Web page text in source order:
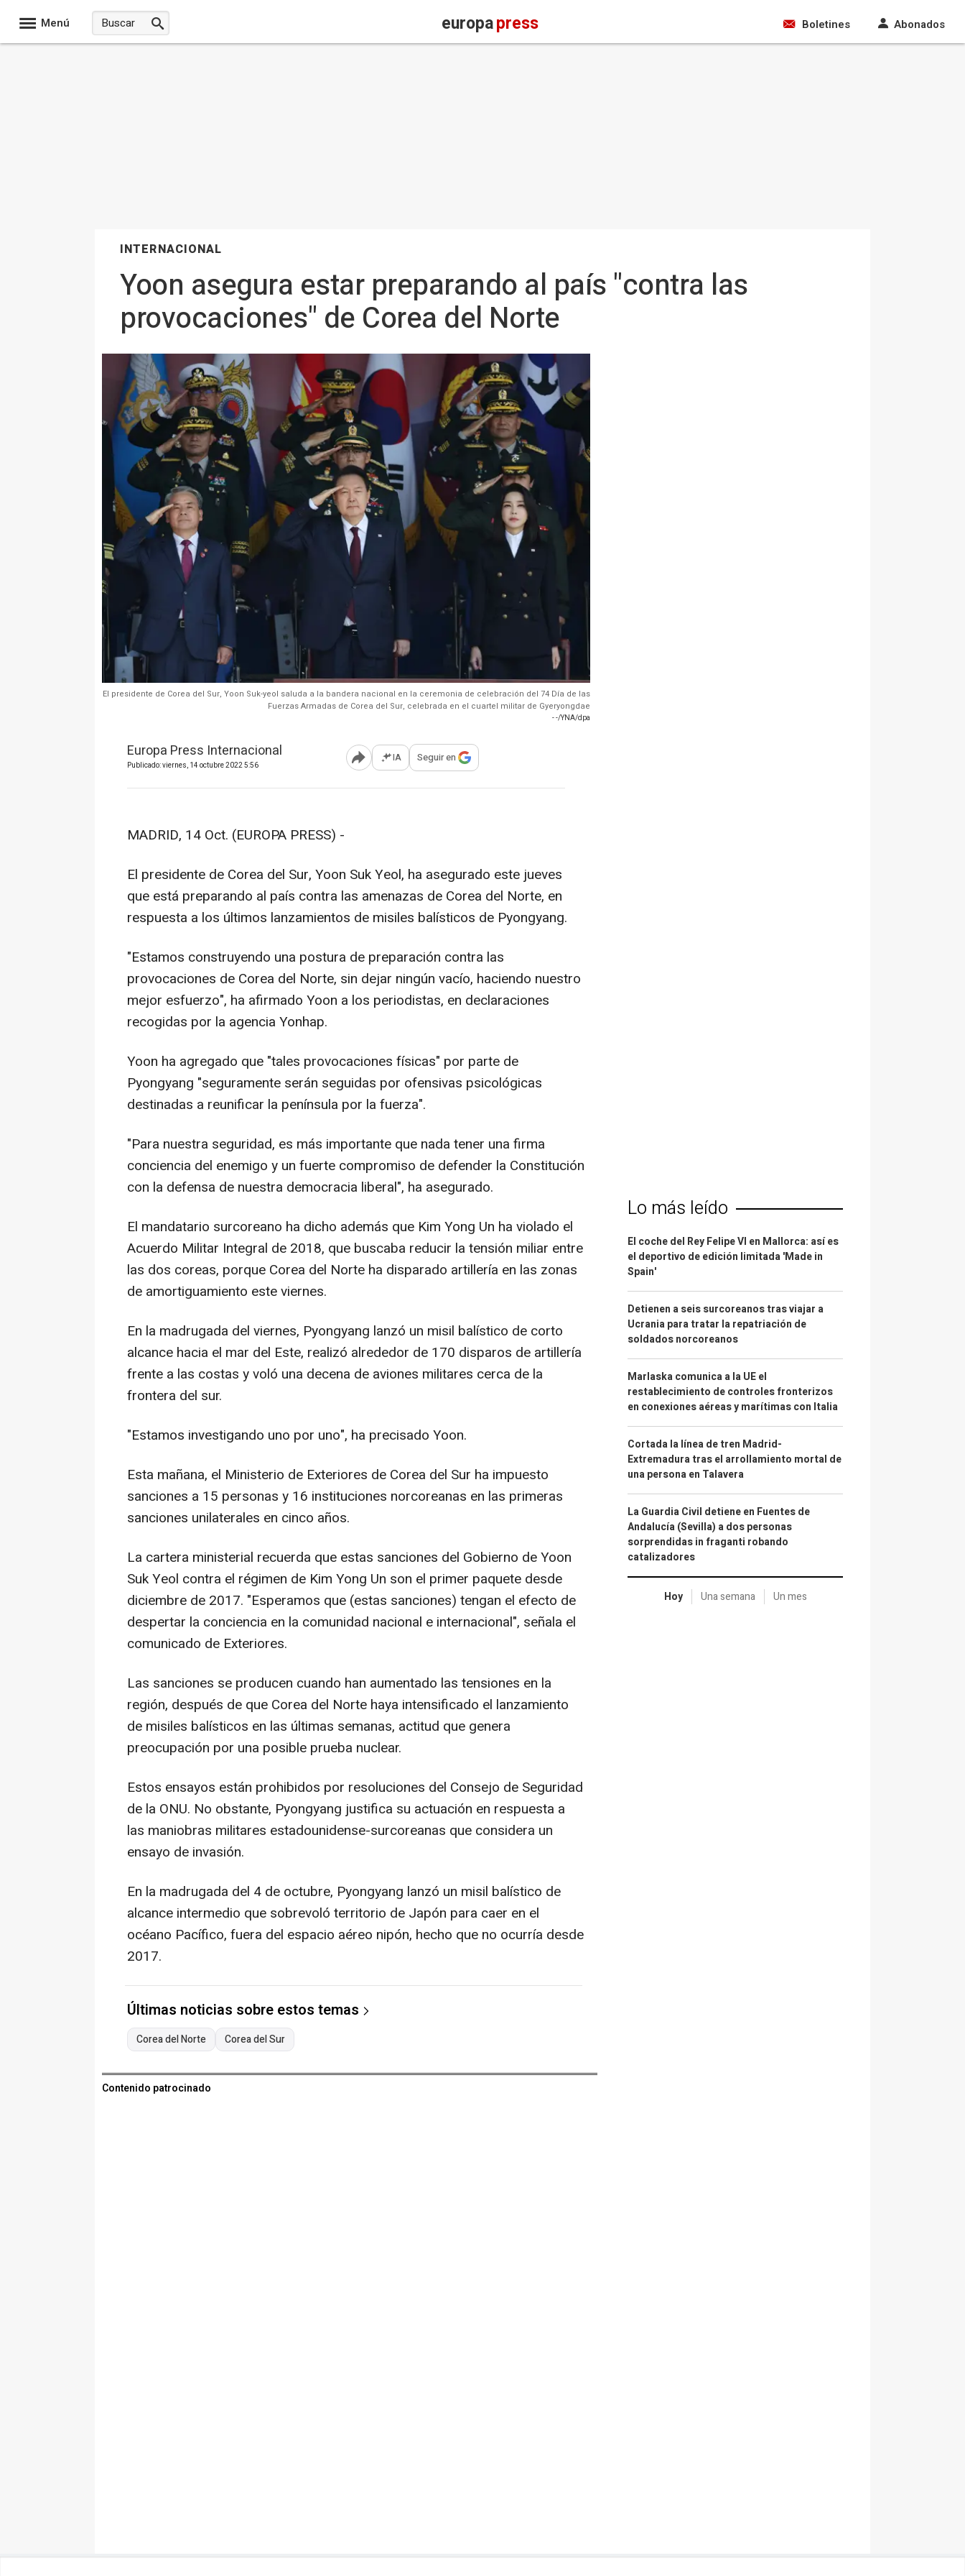
Menú europapress Boletines Abonados
INTERNACIONAL
Yoon asegura estar preparando al país "contra las
provocaciones" de Corea del Norte
El presidente de Corea del Sur, Yoon Suk-yeol saluda a la bandera nacional en la ceremonia de celebración del 74 Día de las
Fuerzas Armadas de Corea del Sur, celebrada en el cuartel militar de Gyeryongdae
- -/YNA/dpa
Europa Press Internacional
Publicado: viernes, 14 octubre 2022 5:56 Abrir opciones para compartir
IA Seguir en
MADRID, 14 Oct. (EUROPA PRESS) -
El presidente de Corea del Sur, Yoon Suk Yeol, ha asegurado este jueves
que está preparando al país contra las amenazas de Corea del Norte, en
respuesta a los últimos lanzamientos de misiles balísticos de Pyongyang.
"Estamos construyendo una postura de preparación contra las
provocaciones de Corea del Norte, sin dejar ningún vacío, haciendo nuestro
mejor esfuerzo", ha afirmado Yoon a los periodistas, en declaraciones
recogidas por la agencia Yonhap.
Yoon ha agregado que "tales provocaciones físicas" por parte de
Pyongyang "seguramente serán seguidas por ofensivas psicológicas
destinadas a reunificar la península por la fuerza".
"Para nuestra seguridad, es más importante que nada tener una firma
conciencia del enemigo y un fuerte compromiso de defender la Constitución
con la defensa de nuestra democracia liberal", ha asegurado.
El mandatario surcoreano ha dicho además que Kim Yong Un ha violado el
Acuerdo Militar Integral de 2018, que buscaba reducir la tensión miliar entre
las dos coreas, porque Corea del Norte ha disparado artillería en las zonas
de amortiguamiento este viernes.
En la madrugada del viernes, Pyongyang lanzó un misil balístico de corto
alcance hacia el mar del Este, realizó alrededor de 170 disparos de artillería
frente a las costas y voló una decena de aviones militares cerca de la
frontera del sur.
"Estamos investigando uno por uno", ha precisado Yoon.
Esta mañana, el Ministerio de Exteriores de Corea del Sur ha impuesto
sanciones a 15 personas y 16 instituciones norcoreanas en las primeras
sanciones unilaterales en cinco años.
La cartera ministerial recuerda que estas sanciones del Gobierno de Yoon
Suk Yeol contra el régimen de Kim Yong Un son el primer paquete desde
diciembre de 2017. "Esperamos que (estas sanciones) tengan el efecto de
despertar la conciencia en la comunidad nacional e internacional", señala el
comunicado de Exteriores.
Las sanciones se producen cuando han aumentado las tensiones en la
región, después de que Corea del Norte haya intensificado el lanzamiento
de misiles balísticos en las últimas semanas, actitud que genera
preocupación por una posible prueba nuclear.
Estos ensayos están prohibidos por resoluciones del Consejo de Seguridad
de la ONU. No obstante, Pyongyang justifica su actuación en respuesta a
las maniobras militares estadounidense-surcoreanas que considera un
ensayo de invasión.
En la madrugada del 4 de octubre, Pyongyang lanzó un misil balístico de
alcance intermedio que sobrevoló territorio de Japón para caer en el
océano Pacífico, fuera del espacio aéreo nipón, hecho que no ocurría desde
2017.
Últimas noticias sobre estos temas
Corea del Norte Corea del Sur
Contenido patrocinado
Lo más leído
El coche del Rey Felipe VI en Mallorca: así es
el deportivo de edición limitada 'Made in
Spain'
Detienen a seis surcoreanos tras viajar a
Ucrania para tratar la repatriación de
soldados norcoreanos
Marlaska comunica a la UE el
restablecimiento de controles fronterizos
en conexiones aéreas y marítimas con Italia
Cortada la línea de tren Madrid-
Extremadura tras el arrollamiento mortal de
una persona en Talavera
La Guardia Civil detiene en Fuentes de
Andalucía (Sevilla) a dos personas
sorprendidas in fraganti robando
catalizadores
Hoy Una semana Un mes